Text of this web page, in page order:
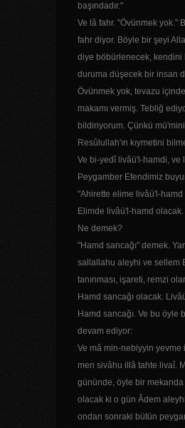
başındadır."
Ve lâ fahr. "Övünmek yok."
fahr diyor. Böyle bir şeyi
diye böbürlenecek, kendini
duruma düşecek bir insan
Övünmek yok, tevazu
makamı vermiş. Tebliğ
bildiriyorum. Çünkü
Resûlullah'ın kıymetini
Ve bi-yedî livâü'l-hamdi, ve
Peygamber Efendimiz
"Ahirette elime livâü'l-hamd
Elimde livâü'l-hamd olacak.
Ne demek?
"Hamd sancağı" demek.
sallallahu aleyhi ve sellem
tanınması, işareti, remzi
Hamd sancağı olacak.
Hamd sancağı. Ve bu öyle
devam ediyor:
Ve mâ min-nebiyyin yevme
men sivâhu illâ tahte livaî.
gününde, öyle bir
olacak ki o gün Âdem
ondan sonraki bütün